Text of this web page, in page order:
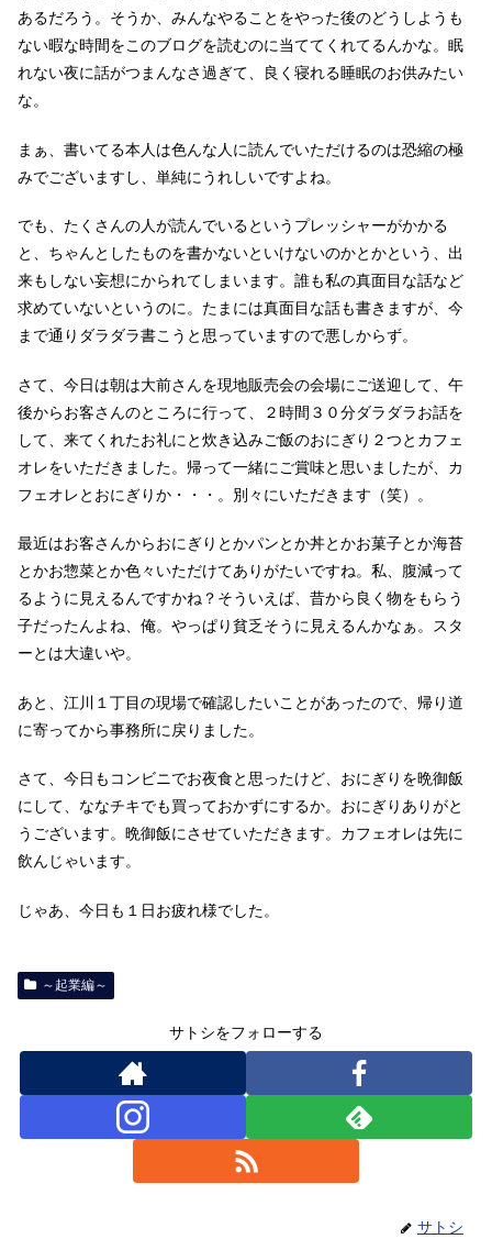
あるだろう。そうか、みんなやることをやった後のどうしようも
ない暇な時間をこのブログを読むのに当ててくれてるんかな。眠
れない夜に話がつまんなさ過ぎて、良く寝れる睡眠のお供みたい
な。
まぁ、書いてる本人は色んな人に読んでいただけるのは恐縮の極
みでございますし、単純にうれしいですよね。
でも、たくさんの人が読んでいるというプレッシャーがかかる
と、ちゃんとしたものを書かないといけないのかとかという、出
来もしない妄想にかられてしまいます。誰も私の真面目な話など
求めていないというのに。たまには真面目な話も書きますが、今
まで通りダラダラ書こうと思っていますので悪しからず。
さて、今日は朝は大前さんを現地販売会の会場にご送迎して、午
後からお客さんのところに行って、２時間３０分ダラダラお話を
して、来てくれたお礼にと炊き込みご飯のおにぎり２つとカフェ
オレをいただきました。帰って一緒にご賞味と思いましたが、カ
フェオレとおにぎりか・・・。別々にいただきます（笑）。
最近はお客さんからおにぎりとかパンとか丼とかお菓子とか海苔
とかお惣菜とか色々いただけてありがたいですね。私、腹減って
るように見えるんですかね？そういえば、昔から良く物をもらう
子だったんよね、俺。やっぱり貧乏そうに見えるんかなぁ。スタ
ーとは大違いや。
あと、江川１丁目の現場で確認したいことがあったので、帰り道
に寄ってから事務所に戻りました。
さて、今日もコンビニでお夜食と思ったけど、おにぎりを晩御飯
にして、ななチキでも買っておかずにするか。おにぎりありがと
うございます。晩御飯にさせていただきます。カフェオレは先に
飲んじゃいます。
じゃあ、今日も１日お疲れ様でした。
～起業編～
サトシをフォローする
サトシ